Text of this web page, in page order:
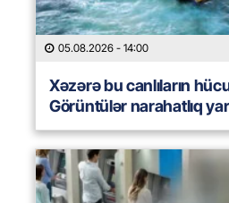
05.08.2026 - 14:00
Xəzərə bu canlıların
Görüntülər narahatlıq